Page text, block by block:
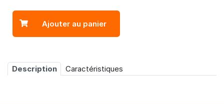
Description Caractéristiques